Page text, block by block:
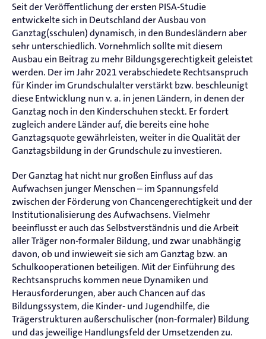
Seit der Veröffentlichung der ersten PISA-Studie
entwickelte sich in Deutschland der Ausbau von
Ganztag(sschulen) dynamisch, in den Bundesländern aber
sehr unterschiedlich. Vornehmlich sollte mit diesem
Ausbau ein Beitrag zu mehr Bildungsgerechtigkeit geleistet
werden. Der im Jahr 2021 verabschiedete Rechtsanspruch
für Kinder im Grundschulalter verstärkt bzw. beschleunigt
diese Entwicklung nun v. a. in jenen Ländern, in denen der
Ganztag noch in den Kinderschuhen steckt. Er fordert
zugleich andere Länder auf, die bereits eine hohe
Ganztagsquote gewährleisten, weiter in die Qualität der
Ganztagsbildung in der Grundschule zu investieren.
Der Ganztag hat nicht nur großen Einfluss auf das
Aufwachsen junger Menschen – im Spannungsfeld
zwischen der Förderung von Chancengerechtigkeit und der
Institutionalisierung des Aufwachsens. Vielmehr
beeinflusst er auch das Selbstverständnis und die Arbeit
aller Träger non-formaler Bildung, und zwar unabhängig
davon, ob und inwieweit sie sich am Ganztag bzw. an
Schulkooperationen beteiligen. Mit der Einführung des
Rechtsanspruchs kommen neue Dynamiken und
Herausforderungen, aber auch Chancen auf das
Bildungssystem, die Kinder- und Jugendhilfe, die
Trägerstrukturen außerschulischer (non-formaler) Bildung
und das jeweilige Handlungsfeld der Umsetzenden zu.